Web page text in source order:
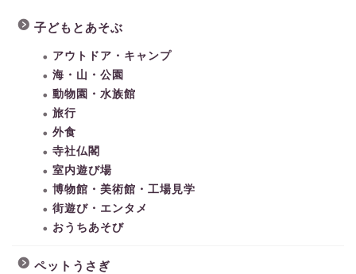
子どもとあそぶ
アウトドア・キャンプ
海・山・公園
動物園・水族館
旅行
外食
寺社仏閣
室内遊び場
博物館・美術館・工場見学
街遊び・エンタメ
おうちあそび
ペットうさぎ